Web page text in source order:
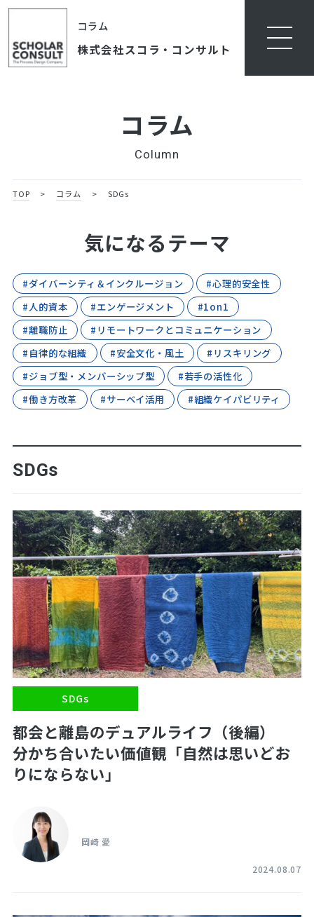
コラム
株式会社スコラ・コンサルト
コラム
Column
TOP > コラム > SDGs
気になるテーマ
#ダイバーシティ＆インクルージョン
#心理的安全性
#人的資本
#エンゲージメント
#1on1
#離職防止
#リモートワークとコミュニケーション
#自律的な組織
#安全文化・風土
#リスキリング
#ジョブ型・メンバーシップ型
#若手の活性化
#働き方改革
#サーベイ活用 #組織ケイパビリティ
SDGs
SDGs
都会と離島のデュアルライフ（後編）
分かち合いたい価値観「自然は思いどお
りにならない」
岡崎 愛
2024.08.07